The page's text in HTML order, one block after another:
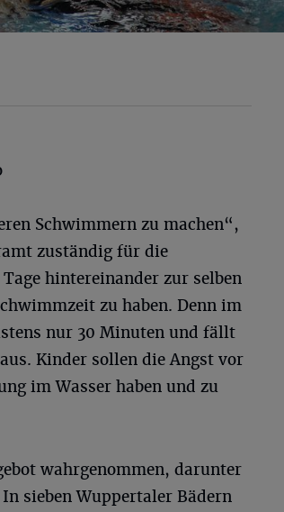
Schwimmern zu machen“,
zuständig für die
hintereinander zur selben
zu haben. Denn im
nur 30 Minuten und fällt
Kinder sollen die Angst vor
im Wasser haben und zu
wahrgenommen, darunter
sieben Wuppertaler Bädern